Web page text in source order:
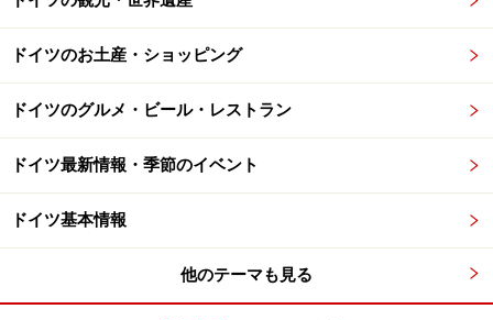
（Alnatura）」など店内の商品すべてがビオやフェアト
実。
産をどっさり持っていきます。次のページからは実際に
リクエストされることの多い人気の商品を紹介していき
ましょう。
まずはお土産の定番、スイーツからどうぞ！
ドイツのお土産・ショッピング
ドイツのグルメ・ビール・レストラン
ドイツ最新情報・季節のイベント
ドイツ基本情報
他のテーマも見る